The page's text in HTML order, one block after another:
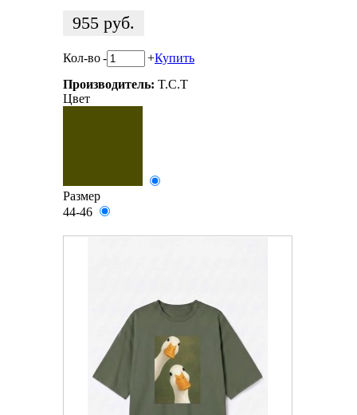
955 руб.
Кол-во- +Купить
Производитель: T.C.T
Цвет
Размер
44-46